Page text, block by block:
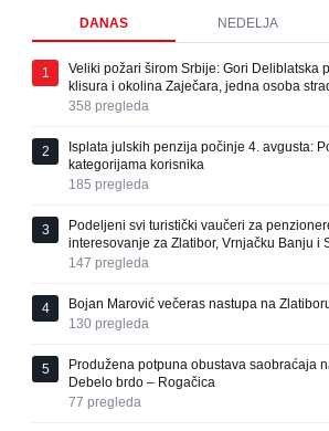
DANAS NEDELJA
1
Veliki požari širom Srbije: Gori Deliblatska
klisura i okolina Zaječara, jedna osoba
358 pregleda
2
Isplata julskih penzija počinje 4. avgusta:
kategorijama korisnika
185 pregleda
3
Podeljeni svi turistički vaučeri za
interesovanje za Zlatibor, Vrnjačku Banju i
147 pregleda
4
Bojan Marović večeras nastupa na
130 pregleda
5
Produžena potpuna obustava saobraćaja
Debelo brdo – Rogačica
77 pregleda